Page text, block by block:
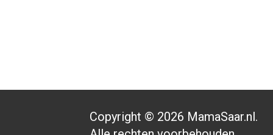
Copyright © 2026 MamaSaar.nl.